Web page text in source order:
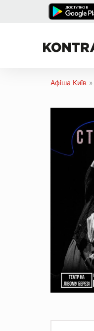
Афіша Київ »